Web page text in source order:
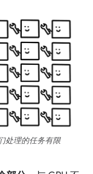
处理的任务有限